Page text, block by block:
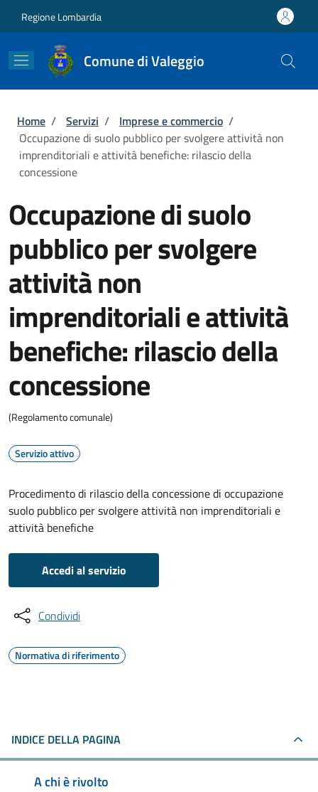
Regione Lombardia
Comune di Valeggio
Briciole di pane
Home / Servizi / Imprese e commercio /
Occupazione di suolo pubblico per svolgere attività non
imprenditoriali e attività benefiche: rilascio della
concessione
Occupazione di suolo
pubblico per svolgere
attività non
imprenditoriali e attività
benefiche: rilascio della
concessione
(Regolamento comunale)
Servizio attivo
Procedimento di rilascio della concessione di occupazione
suolo pubblico per svolgere attività non imprenditoriali e
attività benefiche
Accedi al servizio
Condividi
Normativa di riferimento
INDICE DELLA PAGINA
A chi è rivolto